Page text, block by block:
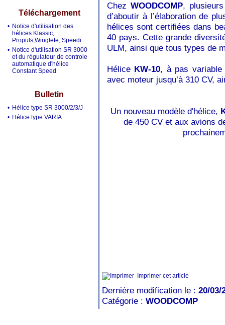
Téléchargement
• Notice d'utilisation des
hélices Klassic,
Propuls,Winglete, Speedi
• Notice d'utilisation SR 3000
et du régulateur de controle
automatique d'hélice
Constant Speed
Bulletin
• Hélice type SR 3000/2/3/J
• Hélice type VARIA
ChezWOODCOMP,
d’aboutir à l’élaboration de
hélices sont certifiées dans
40 pays. Cette grande
ULM, ainsi que tous types de
Hélice KW-10, à pas
avec moteur jusqu’à 310 CV,
Un nouveau modèle d'hélice,
de 450 CV et aux avions
Imprimer cet article
Dernière modification le : 20/03/
Catégorie : WOODCOMP